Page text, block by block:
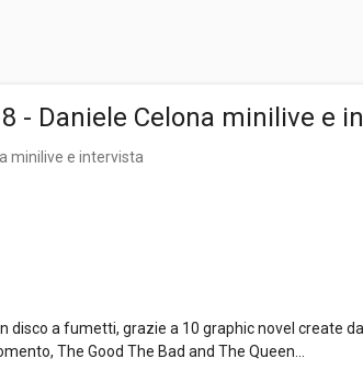
- Daniele Celona minilive e
minilive e intervista
disco a fumetti, grazie a 10 graphic novel create
The Good The Bad and The Queen...